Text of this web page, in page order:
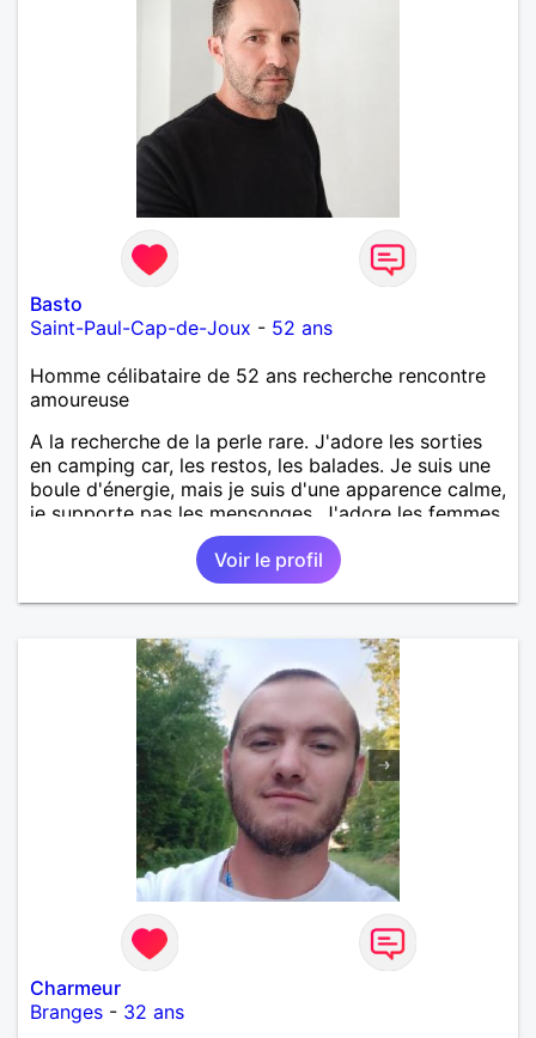
Basto
Saint-Paul-Cap-de-Joux - 52 ans
Homme célibataire de 52 ans recherche rencontre
amoureuse
A la recherche de la perle rare. J'adore les sorties
en camping car, les restos, les balades. Je suis une
boule d'énergie, mais je suis d'une apparence calme,
je supporte pas les mensonges. J'adore les femmes
Voir le profil
Charmeur
Branges - 32 ans